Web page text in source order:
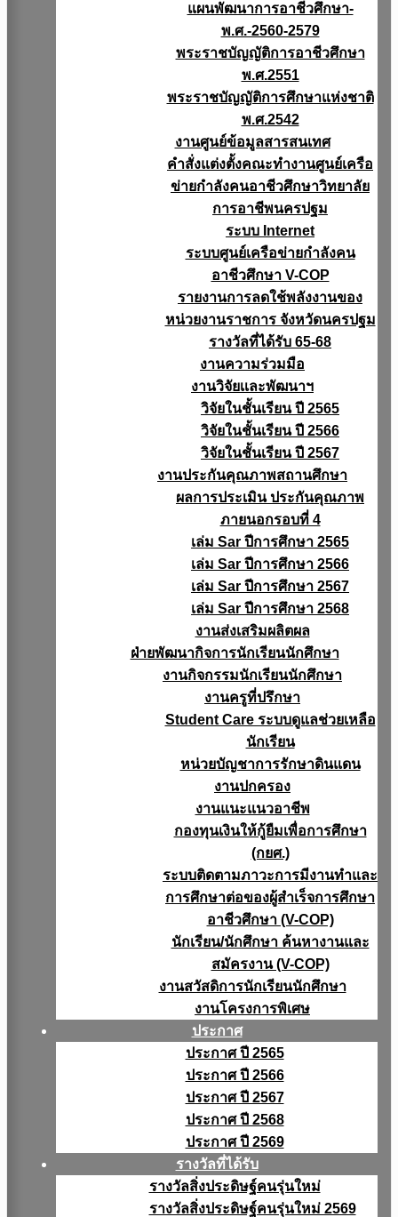
แผนพัฒนาการอาชีวศึกษา-
พ.ศ.-2560-2579
พระราชบัญญัติการอาชีวศึกษา
พ.ศ.2551
พระราชบัญญัติการศึกษาแห่งชาติ
พ.ศ.2542
งานศูนย์ข้อมูลสารสนเทศ
คำสั่งแต่งตั้งคณะทำงานศูนย์เครือ
ข่ายกำลังคนอาชีวศึกษาวิทยาลัย
การอาชีพนครปฐม
ระบบ Internet
ระบบศูนย์เครือข่ายกำลังคน
อาชีวศึกษา V-COP
รายงานการลดใช้พลังงานของ
หน่วยงานราชการ จังหวัดนครปฐม
รางวัลที่ได้รับ 65-68
งานความร่วมมือ
งานวิจัยเเละพัฒนาฯ
วิจัยในชั้นเรียน ปี 2565
วิจัยในชั้นเรียน ปี 2566
วิจัยในชั้นเรียน ปี 2567
งานประกันคุณภาพสถานศึกษา
ผลการประเมิน ประกันคุณภาพ
ภายนอกรอบที่ 4
เล่ม Sar ปีการศึกษา 2565
เล่ม Sar ปีการศึกษา 2566
เล่ม Sar ปีการศึกษา 2567
เล่ม Sar ปีการศึกษา 2568
งานส่งเสริมผลิตผล
ฝ่ายพัฒนากิจการนักเรียนนักศึกษา
งานกิจกรรมนักเรียนนักศึกษา
งานครูที่ปรึกษา
Student Care ระบบดูแลช่วยเหลือ
นักเรียน
หน่วยบัญชาการรักษาดินแดน
งานปกครอง
งานแนะแนวอาชีพ
กองทุนเงินให้กู้ยืมเพื่อการศึกษา
(กยศ.)
ระบบติดตามภาวะการมีงานทำและ
การศึกษาต่อของผู้สำเร็จการศึกษา
อาชีวศึกษา (V-COP)
นักเรียน/นักศึกษา ค้นหางานและ
สมัครงาน (V-COP)
งานสวัสดิการนักเรียนนักศึกษา
งานโครงการพิเศษ
ประกาศ
ประกาศ ปี 2565
ประกาศ ปี 2566
ประกาศ ปี 2567
ประกาศ ปี 2568
ประกาศ ปี 2569
รางวัลที่ได้รับ
รางวัลสิ่งประดิษฐ์คนรุ่นใหม่
รางวัลสิ่งประดิษฐ์คนรุ่นใหม่ 2569